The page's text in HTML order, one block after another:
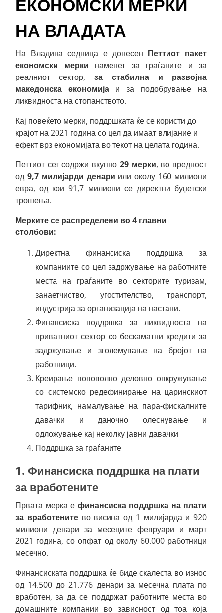
ЕКОНОМСКИ МЕРКИ
НА ВЛАДАТА
На Владина седница е донесен Петтиот пакет
економски мерки наменет за граѓаните и за
реалниот сектор,за стабилна и развојна
македонска економија и за подобрување на
ликвидноста на стопанството.
Кај повеќето мерки, поддршката ќе се користи до
крајот на 2021 година со цел да имаат влијание и
ефект врз економијата во текот на целата година.
Петтиот сет содржи вкупно 29 мерки, во вредност
од 9,7 милијарди денари или околу 160 милиони
евра, од кои 91,7 милиони се директни буџетски
трошења.
Мерките се распределени во 4 главни
столбови:
Директна финансиска поддршка за
компаниите со цел задржување на работните
места на граѓаните во секторите туризам,
занаетчиство, угостителство, транспорт,
индустрија за организација на настани.
Финансиска поддршка за ликвидноста на
приватниот сектор со бескаматни кредити за
задржување и зголемување на бројот на
работници.
Креирање поповолно деловно опкружување
со системско редефинирање на царинскиот
тарифник, намалување на пара-фискалните
давачки и даночно олеснување и
одложување кај неколку јавни давачки
Поддршка за граѓаните
1. Финансиска поддршка на плати
за вработените
Првата мерка е финансиска поддршка на плати
за вработенитево висина од 1 милијарда и 920
милиони денари за месеците февруари и март
2021 година, со опфат од околу 60.000 работници
месечно.
Финансиската поддршка ќе биде скалеста во износ
од 14.500 до 21.776 денари за месечна плата по
вработен, за да се поддржат работните места во
домашните компании во зависност од тоа која